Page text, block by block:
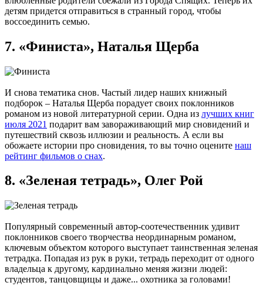
детям придется отправиться в странный город, чтобы
воссоединить семью.
7. «Финиста», Наталья Щерба
И снова тематика снов. Частый лидер наших книжный
подборок – Наталья Щерба порадует своих поклонников
романом из новой литературной серии. Одна из лучших книг
июля 2021 подарит вам завораживающий мир сновидений и
путешествий сквозь иллюзии и реальность. А если вы
обожаете истории про сновидения, то вы точно оцените наш
рейтинг фильмов о снах.
8. «Зеленая тетрадь», Олег Рой
Популярный современный автор-соотечественник удивит
поклонников своего творчества неординарным романом,
ключевым объектом которого выступает таинственная зеленая
тетрадка. Попадая из рук в руки, тетрадь переходит от одного
владельца к другому, кардинально меняя жизни людей:
студентов, танцовщицы и даже... охотника за головами!